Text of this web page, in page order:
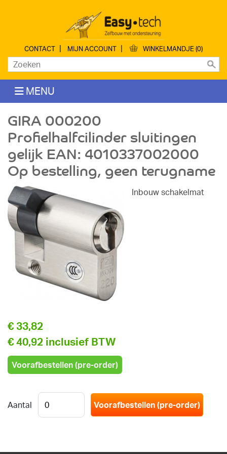
CONTACT | MIJN ACCOUNT | WINKELMANDJE (0)
MENU
GIRA 000200
Profielhalfcilinder sluitingen
gelijk EAN: 4010337002000
Op bestelling, geen terugname
Inbouw schakelmat
€ 33,82
€ 40,92 inclusief BTW
Voorafbestellen (pre-order)
Aantal